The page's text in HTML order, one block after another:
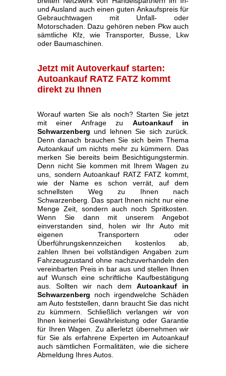
und Ausland auch einen guten Ankaufspreis für
Gebrauchtwagen mit Unfall- oder
Motorschaden. Dazu gehören neben Pkw auch
sämtliche Kfz, wie Transporter, Busse, Lkw
oder Baumaschinen.
Jetzt mit Autoverkauf starten:
Autoankauf RATZ FATZ kommt
direkt zu Ihnen
Worauf warten Sie als noch? Starten Sie jetzt
mit einer Anfrage zu Autoankauf in
Schwarzenberg und lehnen Sie sich zurück.
Denn danach brauchen Sie sich beim Thema
Autoankauf um nichts mehr zu kümmern. Das
merken Sie bereits beim Besichtigungstermin.
Denn nicht Sie kommen mit Ihrem Wagen zu
uns, sondern Autoankauf RATZ FATZ kommt,
wie der Name es schon verrät, auf dem
schnellsten Weg zu Ihnen nach
Schwarzenberg. Das spart Ihnen nicht nur eine
Menge Zeit, sondern auch noch Spritkosten.
Wenn Sie dann mit unserem Angebot
einverstanden sind, holen wir Ihr Auto mit
eigenen Transportern oder
Überführungskennzeichen kostenlos ab,
zahlen Ihnen bei vollständigen Angaben zum
Fahrzeugzustand ohne nachzuverhandeln den
vereinbarten Preis in bar aus und stellen Ihnen
auf Wunsch eine schriftliche Kaufbestätigung
aus. Sollten wir nach dem Autoankauf in
Schwarzenberg noch irgendwelche Schäden
am Auto feststellen, dann braucht Sie das nicht
zu kümmern. Schließlich verlangen wir von
Ihnen keinerlei Gewährleistung oder Garantie
für Ihren Wagen. Zu allerletzt übernehmen wir
für Sie als erfahrene Experten im Autoankauf
auch sämtlichen Formalitäten, wie die sichere
Abmeldung Ihres Autos.